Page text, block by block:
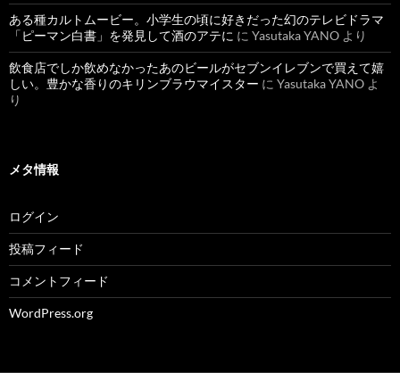
ある種カルトムービー。小学生の頃に好きだった幻のテレビドラマ
「ピーマン白書」を発見して酒のアテに に Yasutaka YANO より
飲食店でしか飲めなかったあのビールがセブンイレブンで買えて嬉
しい。豊かな香りのキリンブラウマイスター に Yasutaka YANO よ
り
メタ情報
ログイン
投稿フィード
コメントフィード
WordPress.org